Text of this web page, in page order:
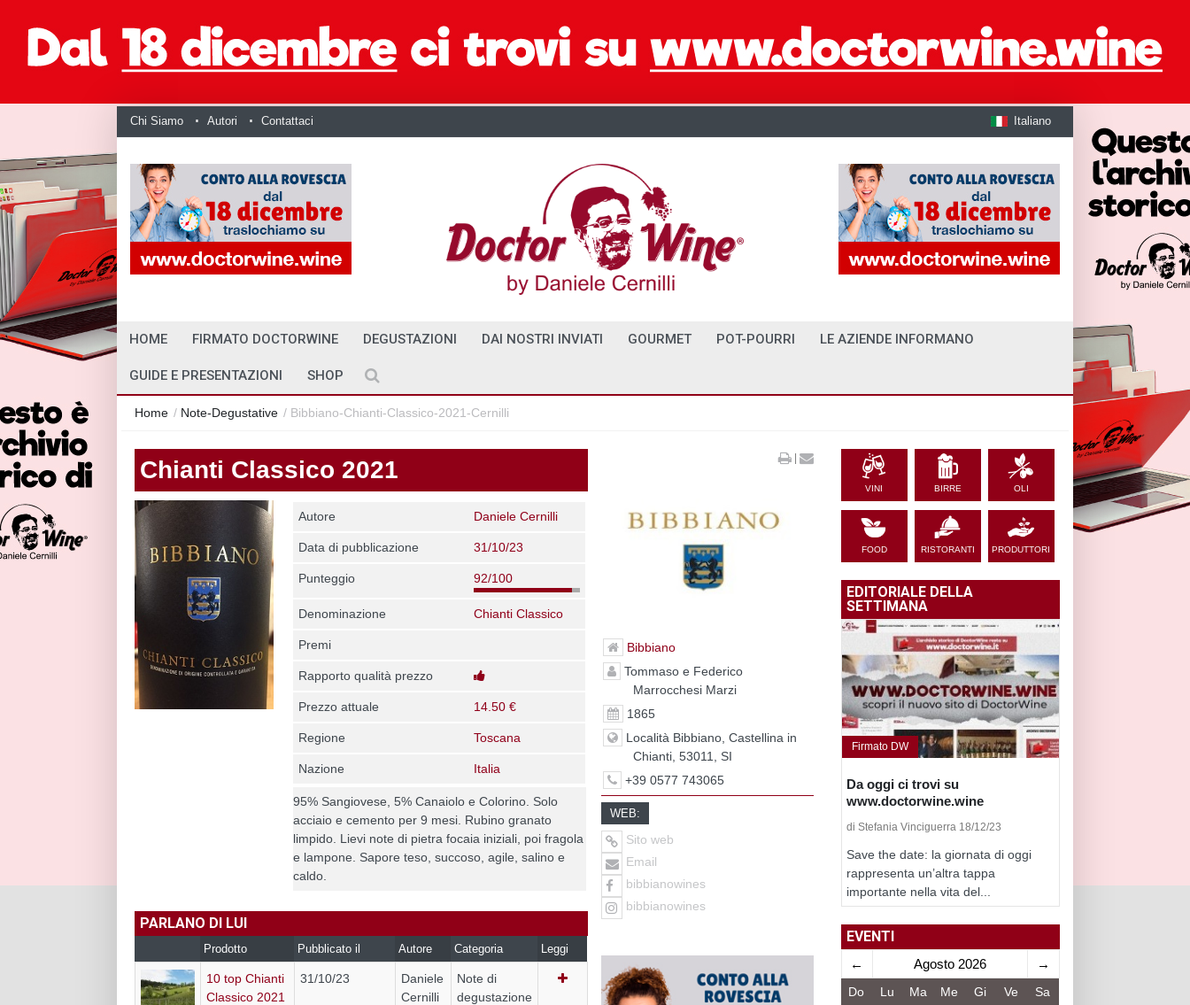
Chi Siamo Autori Contattaci Italiano
HOME FIRMATO DOCTORWINE DEGUSTAZIONI DAI NOSTRI INVIATI GOURMET POT-POURRI LE AZIENDE INFORMANO
GUIDE E PRESENTAZIONI SHOP
Home / Note-Degustative / Bibbiano-Chianti-Classico-2021-Cernilli
Chianti Classico 2021
Autore Daniele Cernilli
Data di pubblicazione 31/10/23
Punteggio 92/100
Denominazione Chianti Classico
Premi
Rapporto qualità prezzo
Prezzo attuale 14.50 €
Regione Toscana
Nazione Italia
95% Sangiovese, 5% Canaiolo e Colorino. Solo
acciaio e cemento per 9 mesi. Rubino granato
limpido. Lievi note di pietra focaia iniziali, poi fragola
e lampone. Sapore teso, succoso, agile, salino e
caldo.
PARLANO DI LUI
Prodotto Pubblicato il Autore Categoria Leggi
10 top Chianti
Classico 2021
31/10/23
Daniele
Cernilli
Note di
degustazione
|
Bibbiano
Tommaso e Federico
Marrocchesi Marzi
1865
Località Bibbiano, Castellina in
Chianti, 53011, SI
+39 0577 743065
WEB:
Sito web
Email
bibbianowines
bibbianowines
VINI BIRRE OLI
FOOD RISTORANTI PRODUTTORI
EDITORIALE DELLA
SETTIMANA
Firmato DW
Da oggi ci trovi su
www.doctorwine.wine
di Stefania Vinciguerra 18/12/23
Save the date: la giornata di oggi
rappresenta un’altra tappa
importante nella vita del...
EVENTI
← Agosto 2026 →
Do Lu Ma Me Gi Ve Sa